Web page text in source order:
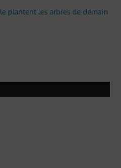
plantent les arbres de demain